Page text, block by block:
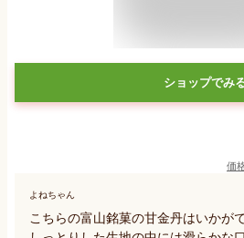
ショップでみ
価
よねちゃん
こちらの富山銘菓の甘金丹はいかが